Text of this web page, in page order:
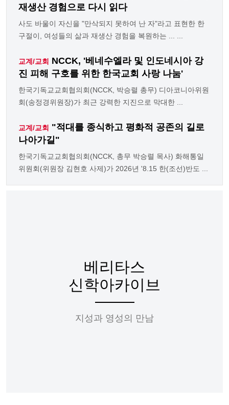
재생산 경험으로 다시 읽다
사도 바울이 자신을 "만삭되지 못하여 난 자"라고 표현한 한
구절이, 여성들의 삶과 재생산 경험을 복원하는 ... ...
교계/교회 NCCK, '베네수엘라 및 인도네시아 강
진 피해 구호를 위한 한국교회 사랑 나눔'
한국기독교교회협의회(NCCK, 박승렬 총무) 디아코니아위원
회(송정경위원장)가 최근 강력한 지진으로 막대한 ...
교계/교회 "적대를 종식하고 평화적 공존의 길로
나아가길"
한국기독교교회협의회(NCCK, 총무 박승렬 목사) 화해통일
위원회(위원장 김현호 사제)가 2026년 '8.15 한(조선)반도 ...
베리타스
신학아카이브
지성과 영성의 만남